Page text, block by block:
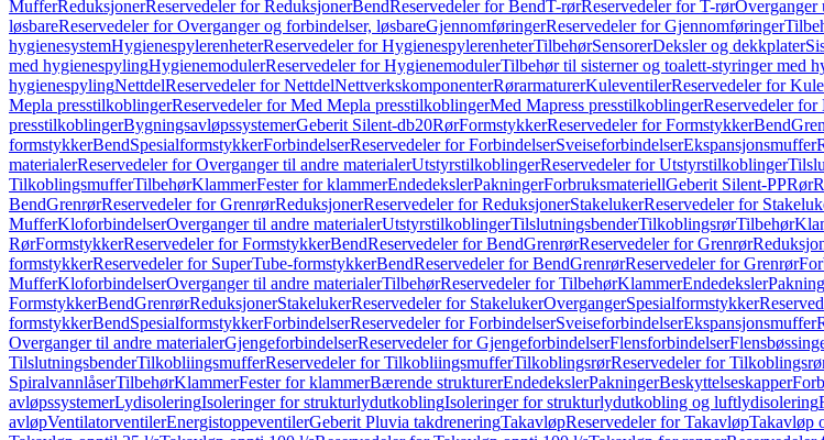
MufferReduksjonerReservedeler for ReduksjonerBendReservedeler for BendT-rørReservedeler for T-rørOverganger
løsbareReservedeler for Overganger og forbindelser, løsbareGjennomføringerReservedeler for Gjennomføringer
hygienesystemHygienespylerenheterReservedeler for HygienespylerenheterTilbehørSensorerDeksler og dekkplater
med hygienespylingHygienemodulerReservedeler for HygienemodulerTilbehør til sisterner og toalett-styringer med
hygienespylingNettdelReservedeler for NettdelNettverkskomponenterRørarmaturerKuleventilerReservedeler for
Mepla presstilkoblingerReservedeler for Med Mepla presstilkoblingerMed Mapress presstilkoblingerReservedeler
presstilkoblingerBygningsavløpssystemerGeberit Silent-db20RørFormstykkerReservedeler for FormstykkerBend
formstykkerBendSpesialformstykkerForbindelserReservedeler for ForbindelserSveiseforbindelserEkspansjonsmuffer
materialerReservedeler for Overganger til andre materialerUtstyrstilkoblingerReservedeler for Utstyrstilkoblinger
TilkoblingsmufferTilbehørKlammerFester for klammerEndedekslerPakningerForbruksmateriellGeberit Silent-PPRør
BendGrenrørReservedeler for GrenrørReduksjonerReservedeler for ReduksjonerStakelukerReservedeler for
MufferKloforbindelserOverganger til andre materialerUtstyrstilkoblingerTilslutningsbenderTilkoblingsrørTilbehør
RørFormstykkerReservedeler for FormstykkerBendReservedeler for BendGrenrørReservedeler for Grenrør
formstykkerReservedeler for SuperTube-formstykkerBendReservedeler for BendGrenrørReservedeler for Grenrør
MufferKloforbindelserOverganger til andre materialerTilbehørReservedeler for TilbehørKlammerEndedeksler
FormstykkerBendGrenrørReduksjonerStakelukerReservedeler for StakelukerOvergangerSpesialformstykker
formstykkerBendSpesialformstykkerForbindelserReservedeler for ForbindelserSveiseforbindelserEkspansjonsmuffer
Overganger til andre materialerGjengeforbindelserReservedeler for GjengeforbindelserFlensforbindelser
TilslutningsbenderTilkobliingsmufferReservedeler for TilkobliingsmufferTilkoblingsrørReservedeler for
SpiralvannlåserTilbehørKlammerFester for klammerBærende strukturerEndedekslerPakningerBeskyttelseskapper
avløpssystemerLydisoleringIsoleringer for strukturlydutkoblingIsoleringer for strukturlydutkobling og luftlydisolering
avløpVentilatorventilerEnergistoppeventilerGeberit Pluvia takdreneringTakavløpReservedeler for TakavløpTakavløp